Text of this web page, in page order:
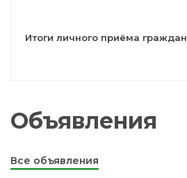
Итоги личного приёма граждан
Объявления
Все объявления